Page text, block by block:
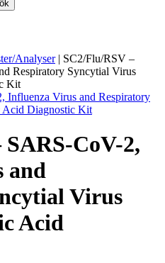
Analyser | SC2/Flu/RSV –
Respiratory Syncytial Virus
Kit
CoV-2,
and
Virus
Acid